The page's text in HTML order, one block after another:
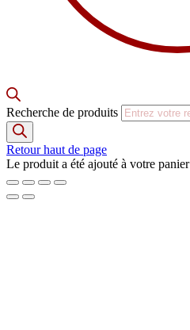
Recherche de produits
Retour haut de page
Le produit a été ajouté à votre panier